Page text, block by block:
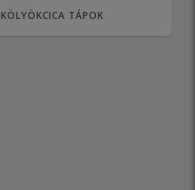
KÖLYÖKCICA TÁPOK